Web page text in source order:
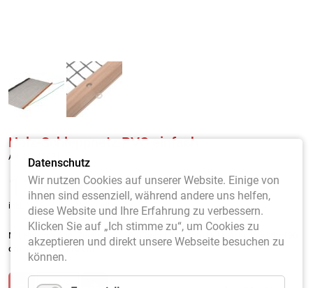
Holz-Schleppnetz PVC einfach
Art.-Nr. 41021
118,00€
inkl. MwSt. / zzgl. Versandkosten
Mit Holzschiene , Zugseil und PVC-beschichtetem Netz.
Arbeitsbreite 190
cm. Netztiefe 115 cm.
Datenschutz
Wir nutzen Cookies auf unserer Website. Einige von
ihnen sind essenziell, während andere uns helfen,
diese Website und Ihre Erfahrung zu verbessern.
Klicken Sie auf „Ich stimme zu“, um Cookies zu
akzeptieren und direkt unsere Webseite besuchen zu
können.